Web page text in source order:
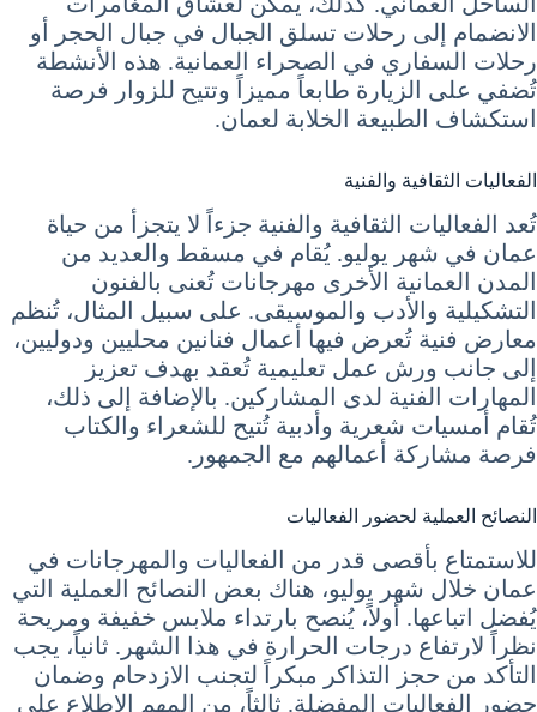
الانضمام إلى رحلات تسلق الجبال في جبال الحجر أو
رحلات السفاري في الصحراء العمانية. هذه الأنشطة
تُضفي على الزيارة طابعاً مميزاً وتتيح للزوار فرصة
استكشاف الطبيعة الخلابة لعمان.
الفعاليات الثقافية والفنية
تُعد الفعاليات الثقافية والفنية جزءاً لا يتجزأ من حياة
عمان في شهر يوليو. يُقام في مسقط والعديد من
المدن العمانية الأخرى مهرجانات تُعنى بالفنون
التشكيلية والأدب والموسيقى. على سبيل المثال، تُنظم
معارض فنية تُعرض فيها أعمال فنانين محليين ودوليين،
إلى جانب ورش عمل تعليمية تُعقد بهدف تعزيز
المهارات الفنية لدى المشاركين. بالإضافة إلى ذلك،
تُقام أمسيات شعرية وأدبية تُتيح للشعراء والكتاب
فرصة مشاركة أعمالهم مع الجمهور.
النصائح العملية لحضور الفعاليات
للاستمتاع بأقصى قدر من الفعاليات والمهرجانات في
عمان خلال شهر يوليو، هناك بعض النصائح العملية التي
يُفضل اتباعها. أولاً، يُنصح بارتداء ملابس خفيفة ومريحة
نظراً لارتفاع درجات الحرارة في هذا الشهر. ثانياً، يجب
التأكد من حجز التذاكر مبكراً لتجنب الازدحام وضمان
حضور الفعاليات المفضلة. ثالثاً، من المهم الاطلاع على